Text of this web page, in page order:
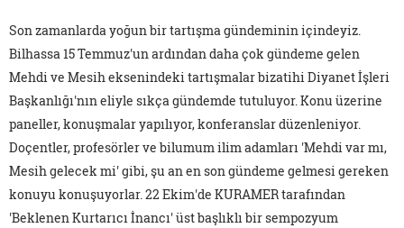
Son zamanlarda yoğun bir tartışma gündeminin içindeyiz.
Bilhassa 15 Temmuz'un ardından daha çok gündeme gelen
Mehdi ve Mesih eksenindeki tartışmalar bizatihi Diyanet İşleri
Başkanlığı'nın eliyle sıkça gündemde tutuluyor. Konu üzerine
paneller, konuşmalar yapılıyor, konferanslar düzenleniyor.
Doçentler, profesörler ve bilumum ilim adamları 'Mehdi var mı,
Mesih gelecek mi' gibi, şu an en son gündeme gelmesi gereken
konuyu konuşuyorlar. 22 Ekim'de KURAMER tarafından
'Beklenen Kurtarıcı İnancı' üst başlıklı bir sempozyum